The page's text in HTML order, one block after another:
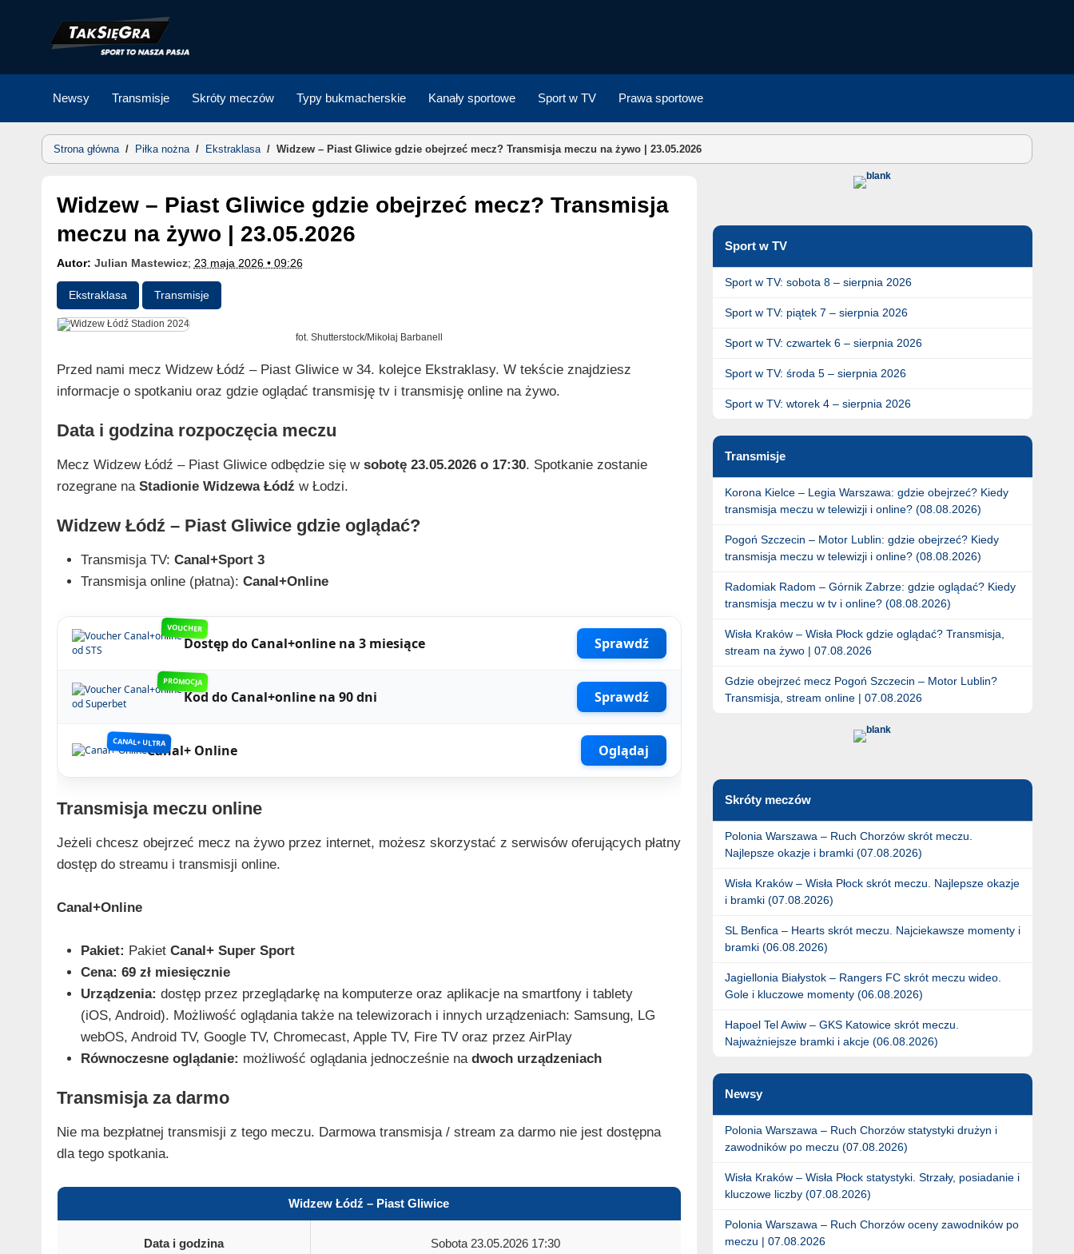
Newsy Transmisje Skróty meczów Typy bukmacherskie Kanały sportowe Sport w TV Prawa sportowe
Strona główna/ Piłka nożna/ Ekstraklasa/ Widzew – Piast Gliwice gdzie obejrzeć mecz? Transmisja meczu na żywo | 23.05.2026
Widzew – Piast Gliwice gdzie obejrzeć mecz? Transmisja
meczu na żywo | 23.05.2026
Autor: Julian Mastewicz; 23 maja 2026 • 09:26
Ekstraklasa Transmisje
fot. Shutterstock/Mikołaj Barbanell
Przed nami mecz Widzew Łódź – Piast Gliwice w 34. kolejce Ekstraklasy. W tekście znajdziesz
informacje o spotkaniu oraz gdzie oglądać transmisję tv i transmisję online na żywo.
Data i godzina rozpoczęcia meczu
Mecz Widzew Łódź – Piast Gliwice odbędzie się w sobotę 23.05.2026 o 17:30. Spotkanie zostanie
rozegrane na Stadionie Widzewa Łódź w Łodzi.
Widzew Łódź – Piast Gliwice gdzie oglądać?
Transmisja TV: Canal+Sport 3
Transmisja online (płatna): Canal+Online
VOUCHER
Dostęp do Canal+online na 3 miesiące Sprawdź
PROMOCJA
Kod do Canal+online na 90 dni Sprawdź
CANAL+ ULTRACanal+ Online Oglądaj
Transmisja meczu online
Jeżeli chcesz obejrzeć mecz na żywo przez internet, możesz skorzystać z serwisów oferujących płatny
dostęp do streamu i transmisji online.
Canal+Online
Pakiet: Pakiet Canal+ Super Sport
Cena: 69 zł miesięcznie
Urządzenia: dostęp przez przeglądarkę na komputerze oraz aplikacje na smartfony i tablety
(iOS, Android). Możliwość oglądania także na telewizorach i innych urządzeniach: Samsung, LG
webOS, Android TV, Google TV, Chromecast, Apple TV, Fire TV oraz przez AirPlay
Równoczesne oglądanie: możliwość oglądania jednocześnie na dwoch urządzeniach
Transmisja za darmo
Nie ma bezpłatnej transmisji z tego meczu. Darmowa transmisja / stream za darmo nie jest dostępna
dla tego spotkania.
Widzew Łódź – Piast Gliwice
Data i godzina Sobota 23.05.2026 17:30
Sport w TV
Sport w TV: sobota 8 – sierpnia 2026
Sport w TV: piątek 7 – sierpnia 2026
Sport w TV: czwartek 6 – sierpnia 2026
Sport w TV: środa 5 – sierpnia 2026
Sport w TV: wtorek 4 – sierpnia 2026
Transmisje
Korona Kielce – Legia Warszawa: gdzie obejrzeć? Kiedy
transmisja meczu w telewizji i online? (08.08.2026)
Pogoń Szczecin – Motor Lublin: gdzie obejrzeć? Kiedy
transmisja meczu w telewizji i online? (08.08.2026)
Radomiak Radom – Górnik Zabrze: gdzie oglądać? Kiedy
transmisja meczu w tv i online? (08.08.2026)
Wisła Kraków – Wisła Płock gdzie oglądać? Transmisja,
stream na żywo | 07.08.2026
Gdzie obejrzeć mecz Pogoń Szczecin – Motor Lublin?
Transmisja, stream online | 07.08.2026
Skróty meczów
Polonia Warszawa – Ruch Chorzów skrót meczu.
Najlepsze okazje i bramki (07.08.2026)
Wisła Kraków – Wisła Płock skrót meczu. Najlepsze okazje
i bramki (07.08.2026)
SL Benfica – Hearts skrót meczu. Najciekawsze momenty i
bramki (06.08.2026)
Jagiellonia Białystok – Rangers FC skrót meczu wideo.
Gole i kluczowe momenty (06.08.2026)
Hapoel Tel Awiw – GKS Katowice skrót meczu.
Najważniejsze bramki i akcje (06.08.2026)
Newsy
Polonia Warszawa – Ruch Chorzów statystyki drużyn i
zawodników po meczu (07.08.2026)
Wisła Kraków – Wisła Płock statystyki. Strzały, posiadanie i
kluczowe liczby (07.08.2026)
Polonia Warszawa – Ruch Chorzów oceny zawodników po
meczu | 07.08.2026